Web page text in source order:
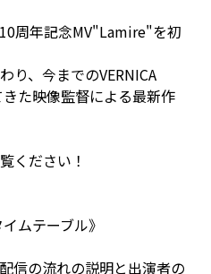
周年記念MV"Lamire"を初
り、今までのVERNICA
きた映像監督による最新作
ください！
ムテーブル》
信の流れの説明と出演者の